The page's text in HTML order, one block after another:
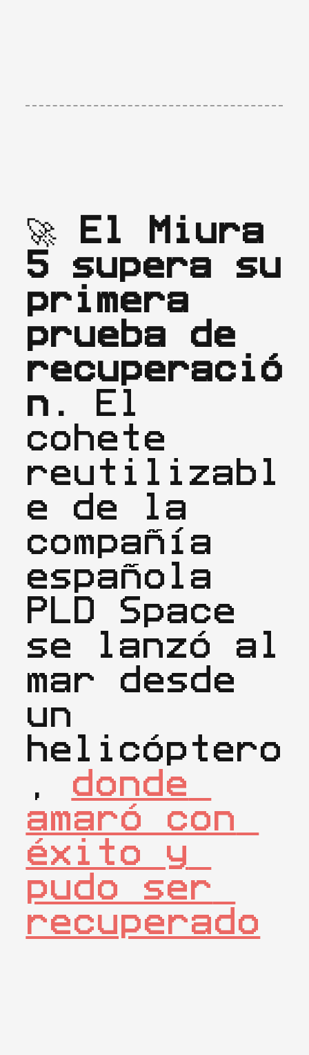
🚀
El Miura
5 supera su
primera
prueba de
recuperació
n.
El
cohete
reutilizabl
e de la
compañía
española
PLD Space
se lanzó al
mar desde
un
helicóptero
, donde
amaró con
éxito y
pudo ser
recuperado